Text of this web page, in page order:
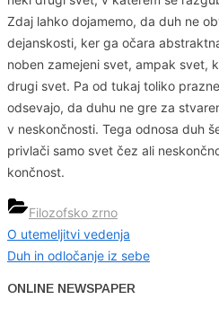
Zdaj lahko dojamemo, da duh ne
dejanskosti, ker ga očara
noben zamejeni svet, ampak svet,
drugi svet. Pa od tukaj toliko
odsevajo, da duhu ne gre za
v neskončnosti. Tega odnosa duh
privlači samo svet čez ali
končnost.
Filozofsko zrno
Navigacija
Previous
Post:
O utemeljitvi vedenja
Next
Duh in odločanje iz sebe
ONLINE NEWSPAPER